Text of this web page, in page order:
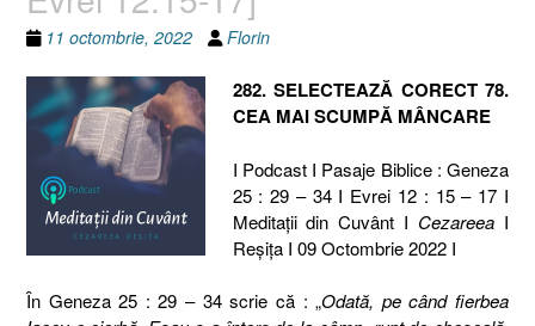
11 octombrie, 2022 Florin
282. SELECTEAZĂ CORECT 78.
CEA MAI SCUMPĂ MÂNCARE
I Podcast I Pasaje Biblice : Geneza
25 : 29 – 34 I Evrei 12 : 15 – 17 I
Meditaţii din Cuvânt I Cezareea I
Reşiţa I 09 Octombrie 2022 I
În Geneza 25 : 29 – 34 scrie că : „Odată, pe când fierbea